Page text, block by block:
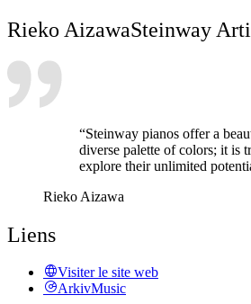
Rieko AizawaSteinway
“Steinway pianos offer a
diverse palette of colors; it is
explore their unlimited
Rieko Aizawa
Liens
Visiter le site web
ArkivMusic